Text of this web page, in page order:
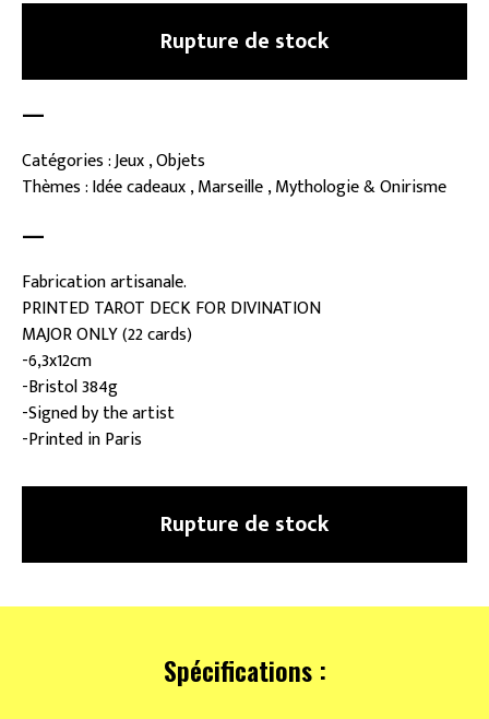
Rupture de stock
—
Catégories : Jeux , Objets
Thèmes : Idée cadeaux , Marseille , Mythologie & Onirisme
—
Fabrication artisanale.
PRINTED TAROT DECK FOR DIVINATION
MAJOR ONLY (22 cards)
-6,3x12cm
-Bristol 384g
-Signed by the artist
-Printed in Paris
Rupture de stock
Spécifications :